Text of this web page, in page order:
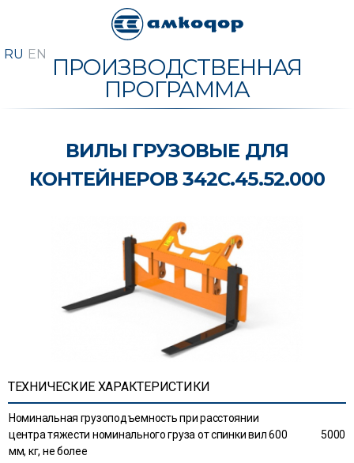
ПРОИЗВОДСТВЕННАЯ
ПРОГРАММА
ВИЛЫ ГРУЗОВЫЕ ДЛЯ
КОНТЕЙНЕРОВ 342С.45.52.000
ТЕХНИЧЕСКИЕ ХАРАКТЕРИСТИКИ
Номинальная грузоподъемность при расстоянии
центра тяжести номинального груза от спинки вил 600
мм, кг, не более
5000